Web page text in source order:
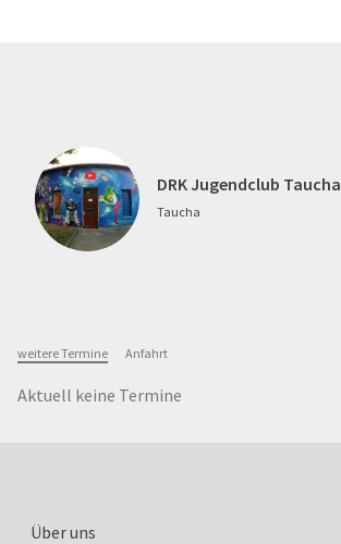
DRK Jugendclub Taucha
Taucha
weitere Termine Anfahrt
Aktuell keine Termine
Über uns